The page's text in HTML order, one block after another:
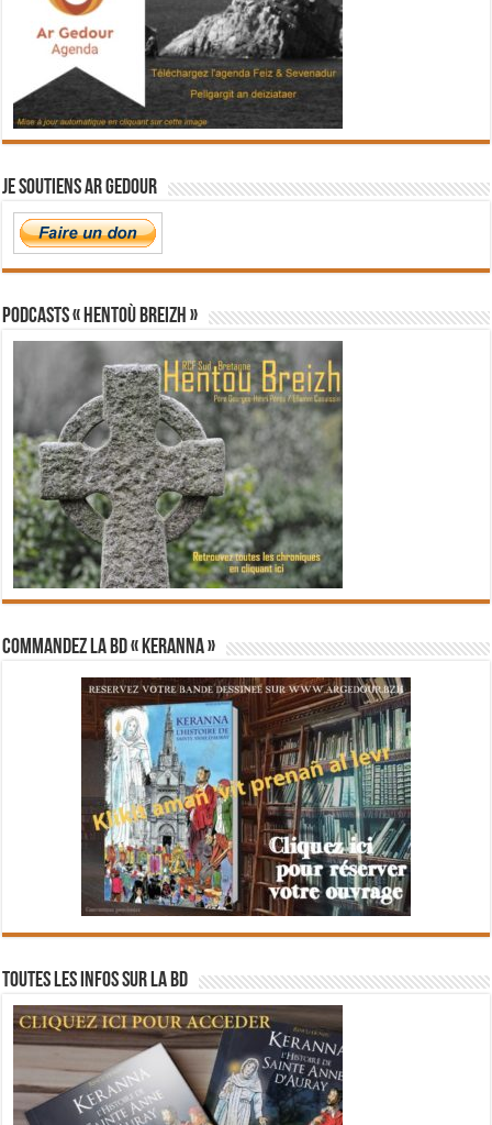
Je soutiens Ar Gedour
PODCASTS « Hentoù Breizh »
Commandez la BD « Keranna »
Toutes les infos sur la BD